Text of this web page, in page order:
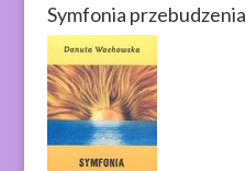
Symfonia przebudzenia